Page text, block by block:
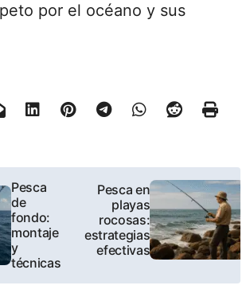
por el océano y sus
Pesca
de
fondo:
montaje
y
técnicas
Pesca en
playas
rocosas:
estrategias
efectivas